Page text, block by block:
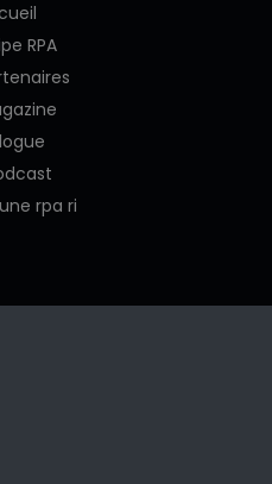
RPA
rpa ri